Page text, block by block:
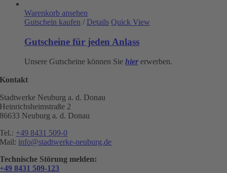
Warenkorb ansehen
Gutschein kaufen / Details Quick View
Gutscheine für jeden Anlass
Unsere Gutscheine können Sie hier erwerben.
Kontakt
Stadtwerke Neuburg a. d. Donau
Heinrichsheimstraße 2
86633 Neuburg a. d. Donau
Tel.: +49 8431 509-0
Mail: info@stadtwerke-neuburg.de
Technische Störung melden:
+49 8431 509-123